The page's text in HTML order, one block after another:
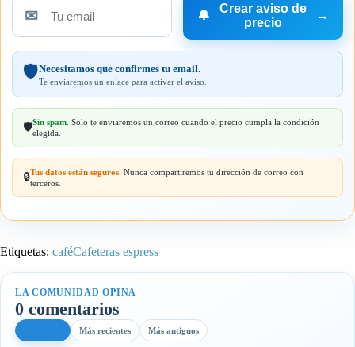
Tu
email
✉ 🔔
Crear aviso de
precio
→
🛡️Necesitamos que confirmes tu email.
Te enviaremos un enlace para activar el aviso.
🛡️Sin spam. Solo te enviaremos un correo cuando el precio cumpla la condición
elegida.
🔒Tus datos están seguros. Nunca compartiremos tu dirección de correo con
terceros.
Etiquetas: caféCafeteras espress
LA COMUNIDAD OPINA
0 comentarios
Más recientes Más antiguos